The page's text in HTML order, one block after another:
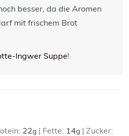
besser, da die Aromen
mit frischem Brot
Ingwer Suppe!
22g| Fette: 14g| Zucker: